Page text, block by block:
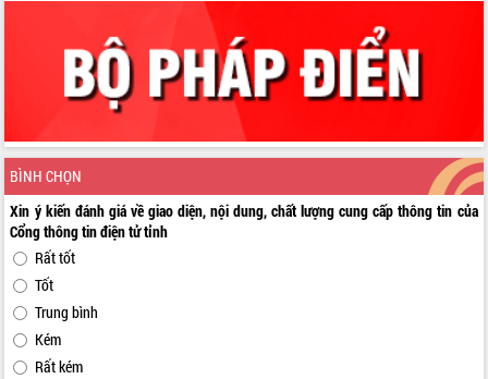
BÌNH CHỌN
Xin ý kiến đánh giá về giao diện, nội dung, chất lượng cung cấp thông tin của
Cổng thông tin điện tử tỉnh
Rất tốt
Tốt
Trung bình
Kém
Rất kém